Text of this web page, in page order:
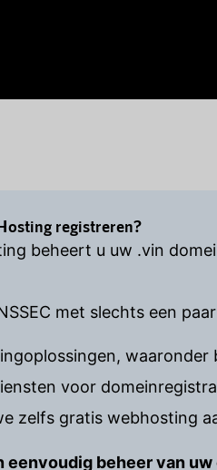
registreren?
beheert u uw .vin
met slechts een
voor
zelfs gratis webhosting
beheer van